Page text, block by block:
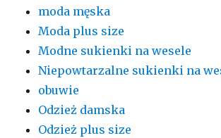
moda męska
Moda plus size
Modne sukienki na wesele
Niepowtarzalne sukienki na
obuwie
Odzież damska
Odzież plus size